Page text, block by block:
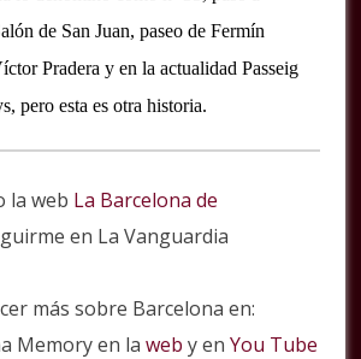
de San Juan, paseo de Fermín
Pradera y en la actualidad Passeig
pero esta es otra historia.
la web La Barcelona de
en La Vanguardia
más sobre Barcelona en:
Memory en laweb y enYou Tube